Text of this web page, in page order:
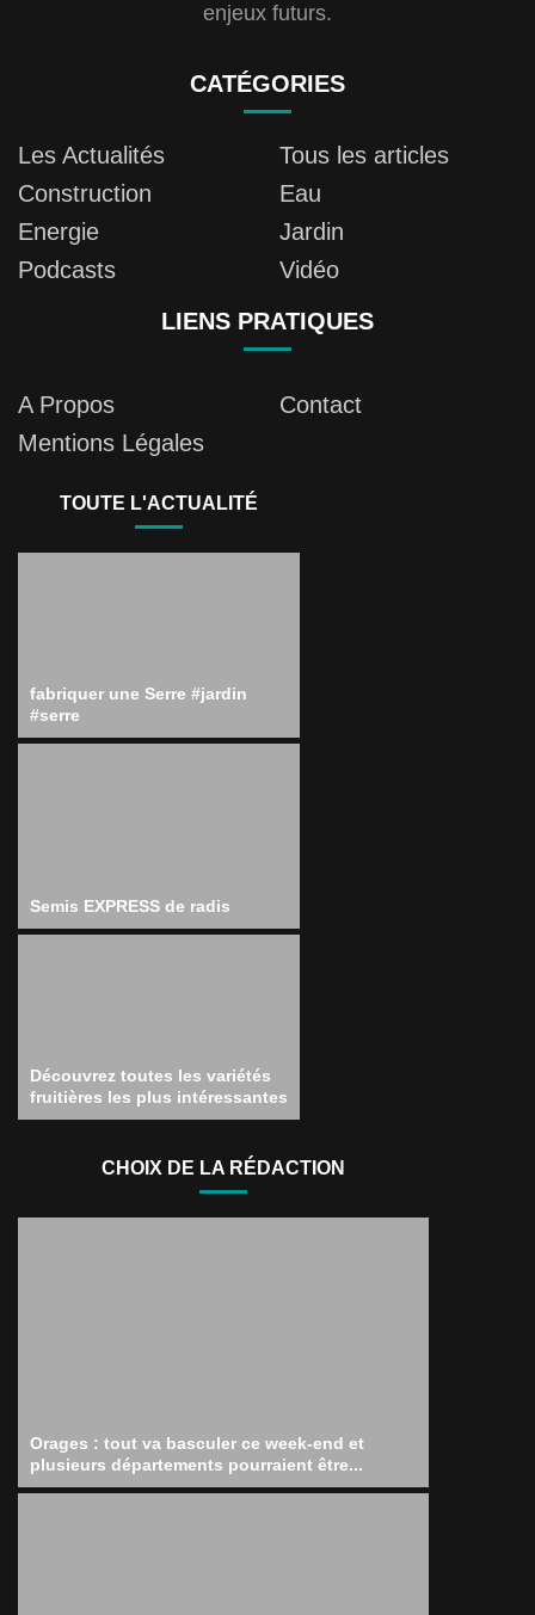
enjeux futurs.
CATÉGORIES
Les Actualités
Tous les articles
Construction
Eau
Energie
Jardin
Podcasts
Vidéo
LIENS PRATIQUES
A Propos
Contact
Mentions Légales
TOUTE L'ACTUALITÉ
fabriquer une Serre #jardin
#serre
Semis EXPRESS de radis
Découvrez toutes les variétés
fruitières les plus intéressantes
CHOIX DE LA RÉDACTION
Orages : tout va basculer ce week-end et
plusieurs départements pourraient être...